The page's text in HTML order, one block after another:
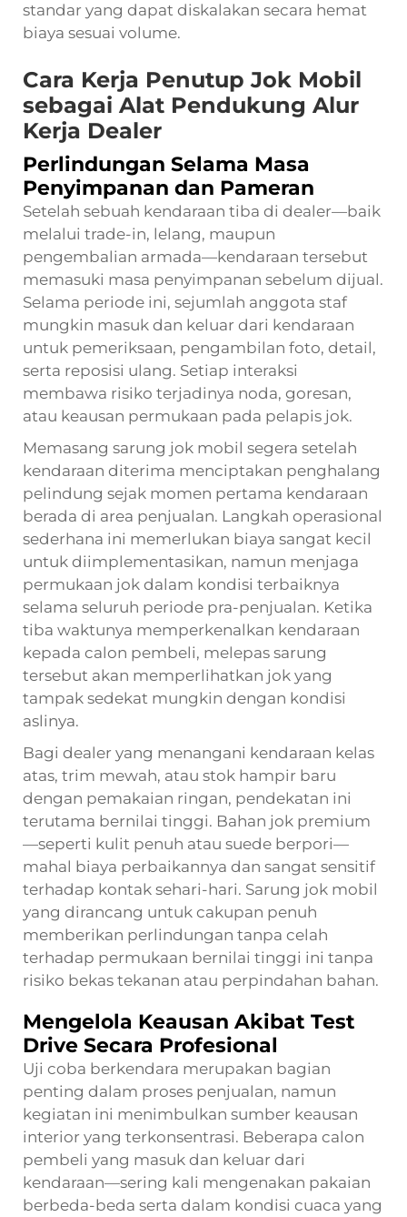
standar yang dapat diskalakan secara hemat
biaya sesuai volume.
Cara Kerja Penutup Jok Mobil
sebagai Alat Pendukung Alur
Kerja Dealer
Perlindungan Selama Masa
Penyimpanan dan Pameran
Setelah sebuah kendaraan tiba di dealer—baik
melalui trade-in, lelang, maupun
pengembalian armada—kendaraan tersebut
memasuki masa penyimpanan sebelum dijual.
Selama periode ini, sejumlah anggota staf
mungkin masuk dan keluar dari kendaraan
untuk pemeriksaan, pengambilan foto, detail,
serta reposisi ulang. Setiap interaksi
membawa risiko terjadinya noda, goresan,
atau keausan permukaan pada pelapis jok.
Memasang sarung jok mobil segera setelah
kendaraan diterima menciptakan penghalang
pelindung sejak momen pertama kendaraan
berada di area penjualan. Langkah operasional
sederhana ini memerlukan biaya sangat kecil
untuk diimplementasikan, namun menjaga
permukaan jok dalam kondisi terbaiknya
selama seluruh periode pra-penjualan. Ketika
tiba waktunya memperkenalkan kendaraan
kepada calon pembeli, melepas sarung
tersebut akan memperlihatkan jok yang
tampak sedekat mungkin dengan kondisi
aslinya.
Bagi dealer yang menangani kendaraan kelas
atas, trim mewah, atau stok hampir baru
dengan pemakaian ringan, pendekatan ini
terutama bernilai tinggi. Bahan jok premium
—seperti kulit penuh atau suede berpori—
mahal biaya perbaikannya dan sangat sensitif
terhadap kontak sehari-hari. Sarung jok mobil
yang dirancang untuk cakupan penuh
memberikan perlindungan tanpa celah
terhadap permukaan bernilai tinggi ini tanpa
risiko bekas tekanan atau perpindahan bahan.
Mengelola Keausan Akibat Test
Drive Secara Profesional
Uji coba berkendara merupakan bagian
penting dalam proses penjualan, namun
kegiatan ini menimbulkan sumber keausan
interior yang terkonsentrasi. Beberapa calon
pembeli yang masuk dan keluar dari
kendaraan—sering kali mengenakan pakaian
berbeda-beda serta dalam kondisi cuaca yang